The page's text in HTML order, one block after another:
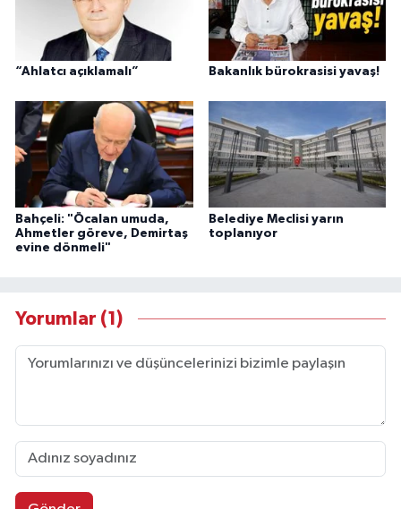
“Ahlatcı açıklamalı” Bakanlık bürokrasisi yavaş!
Bahçeli: "Öcalan umuda,
Ahmetler göreve, Demirtaş
evine dönmeli"
Belediye Meclisi yarın
toplanıyor
Yorumlar (1)